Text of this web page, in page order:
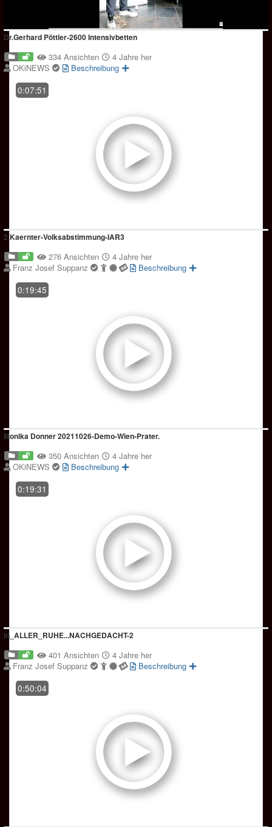
Dr.Gerhard Pöttler-2600 Intensivbetten
334 Ansichten
4 Jahre her
OKiNEWS
Beschreibung
0:07:51
2.Kaernter-Volksabstimmung-IAR3
276 Ansichten
4 Jahre her
Franz Josef Suppanz
Beschreibung
0:19:45
Monika Donner 20211026-Demo-Wien-Prater.
350 Ansichten
4 Jahre her
OKiNEWS
Beschreibung
0:19:31
In_ALLER_RUHE...NACHGEDACHT-2
401 Ansichten
4 Jahre her
Franz Josef Suppanz
Beschreibung
0:50:04